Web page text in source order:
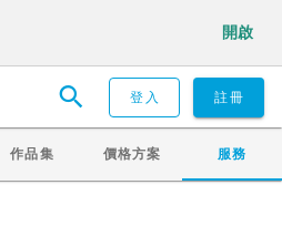
開啟
登入 註冊
作品集 價格方案 服務